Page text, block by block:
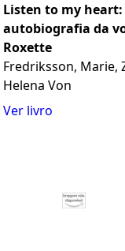
Listen to my heart:
autobiografia da
Roxette
Fredriksson, Marie,
Helena Von
Ver livro